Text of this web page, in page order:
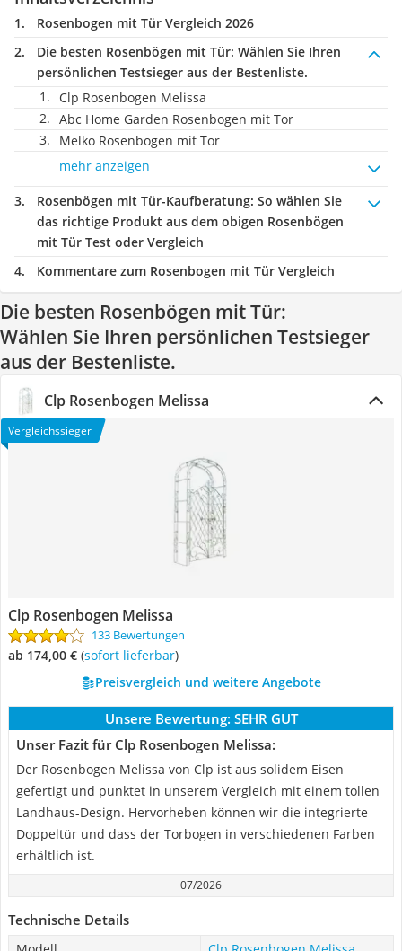
Rosenbogen mit Tür Vergleich 2026
Die besten Rosenbögen mit Tür: Wählen Sie Ihren
persönlichen Testsieger aus der Bestenliste.
Clp Rosenbogen Melissa
Abc Home Garden Rosenbogen mit Tor
Melko Rosenbogen mit Tor
mehr anzeigen
Rosenbögen mit Tür-Kaufberatung: So wählen Sie
das richtige Produkt aus dem obigen Rosenbögen
mit Tür Test oder Vergleich
Kommentare zum Rosenbogen mit Tür Vergleich
Die besten Rosenbögen mit Tür:
Wählen Sie Ihren persönlichen Testsieger
aus der Bestenliste.
Clp Rosenbogen Melissa
Vergleichssieger
Clp Rosenbogen Melissa
133 Bewertungen
ab 174,00 € ( Sofort lieferbar)
Preisvergleich und weitere Angebote
Unsere Bewertung: SEHR GUT
Unser Fazit für Clp Rosenbogen Melissa:
Der Rosenbogen Melissa von Clp ist aus solidem Eisen
gefertigt und punktet in unserem Vergleich mit einem tollen
Landhaus-Design. Hervorheben können wir die integrierte
Doppeltür und dass der Torbogen in verschiedenen Farben
erhältlich ist.
07/2026
Technische Details